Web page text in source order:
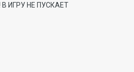
ИГРУ НЕ ПУСКАЕТ